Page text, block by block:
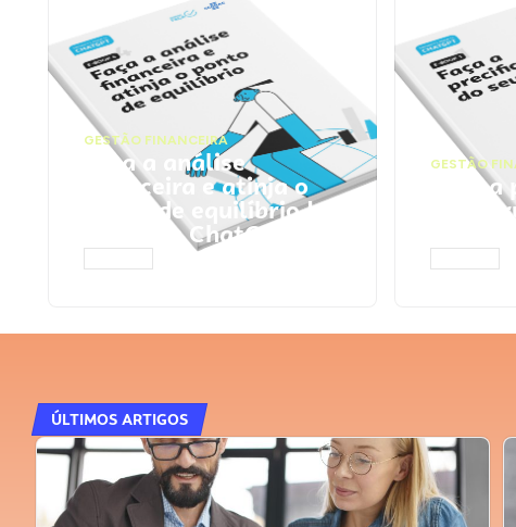
GESTÃO FINANCEIRA
Faça a análise
financeira e atinja o
ponto de equilíbrio |
Prompts ChatGPT
GESTÃO
Faça
seu
ÚLTIMOS ARTIGOS